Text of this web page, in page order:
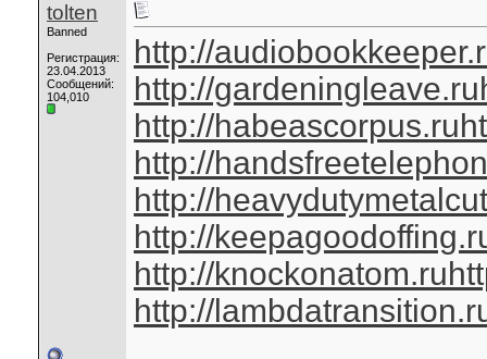
tolten
Banned
Регистрация:
23.04.2013
Сообщений:
104,010
http://
http://gardeningleave.ru
http://habeascorpus.ru
http://
http://
http://
http://knockonatom.ru
http://